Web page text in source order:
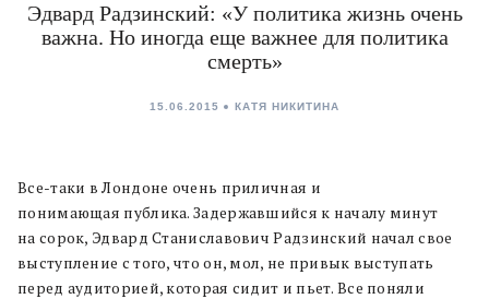
Эдвард Радзинский: «У политика жизнь очень
важна. Но иногда еще важнее для политика
смерть»
15.06.2015 КАТЯ НИКИТИНА
Все-таки в Лондоне очень приличная и
понимающая публика. Задержавшийся к началу минут
на сорок, Эдвард Станиславович Радзинский начал свое
выступление с того, что он, мол, не привык выступать
перед аудиторией, которая сидит и пьет. Все поняли